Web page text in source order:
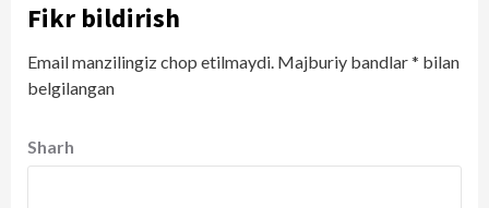
Fikr bildirish
Email manzilingiz chop etilmaydi. Majburiy bandlar* bilan
belgilangan
Sharh